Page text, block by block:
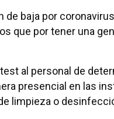
de baja por
que por tener una
al personal de
presencial en las
limpieza o